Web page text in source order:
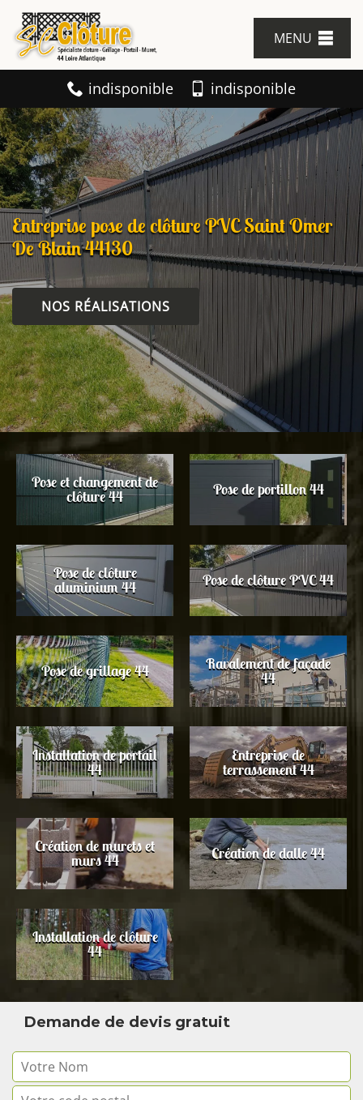
MENU
indisponible indisponible
Entreprise pose de clôture PVC Saint Omer
De Blain 44130
NOS RÉALISATIONS
Pose et changement de
clôture 44 Pose de portillon 44
Pose de clôture
aluminium 44 Pose de clôture PVC 44
Pose de grillage 44 Ravalement de façade
44
Installation de portail
44
Entreprise de
terrassement 44
Création de murets et
murs 44 Création de dalle 44
Installation de clôture
44
Demande de devis gratuit